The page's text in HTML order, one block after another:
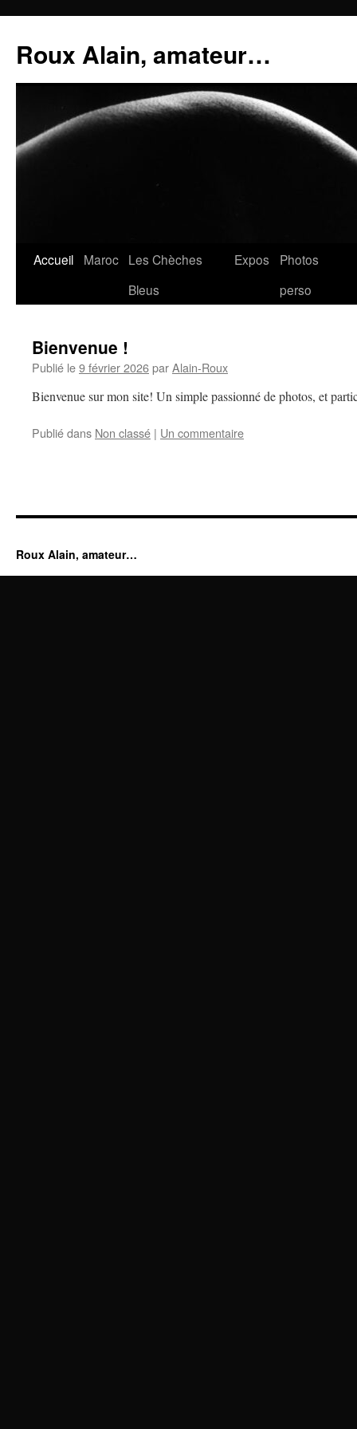
contenu
Roux Alain, amateur…
Accueil Maroc Les Chèches
Bleus
Expos
Photos
perso
Bienvenue !
Publié le9 février 2026parAlain-Roux
Bienvenue sur mon site! Un simple passionné de photos, et
Publié dans Non classé | Un commentaire
Roux Alain, amateur…